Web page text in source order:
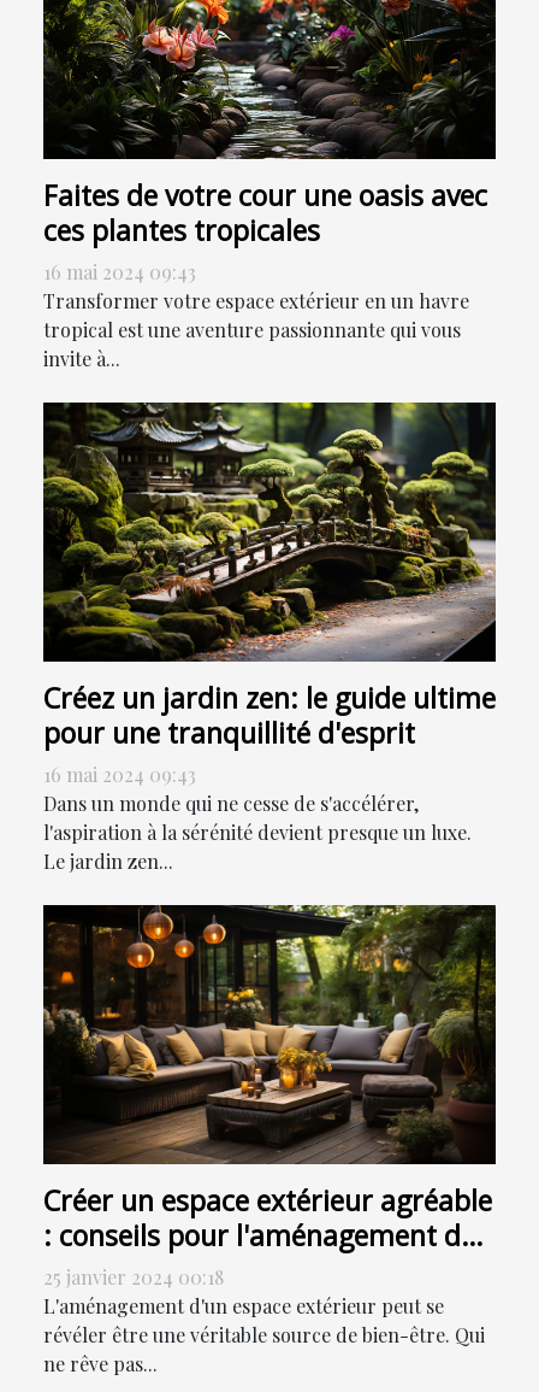
Faites de votre cour une oasis avec
ces plantes tropicales
16 mai 2024 09:43
Transformer votre espace extérieur en un havre
tropical est une aventure passionnante qui vous
invite à...
Créez un jardin zen: le guide ultime
pour une tranquillité d'esprit
16 mai 2024 09:43
Dans un monde qui ne cesse de s'accélérer,
l'aspiration à la sérénité devient presque un luxe.
Le jardin zen...
Créer un espace extérieur agréable
: conseils pour l'aménagement de
votre jardin
25 janvier 2024 00:18
L'aménagement d'un espace extérieur peut se
révéler être une véritable source de bien-être. Qui
ne rêve pas...